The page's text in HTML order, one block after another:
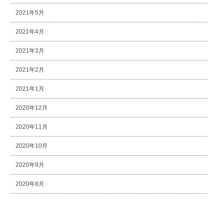
2021年5月
2021年4月
2021年3月
2021年2月
2021年1月
2020年12月
2020年11月
2020年10月
2020年9月
2020年8月